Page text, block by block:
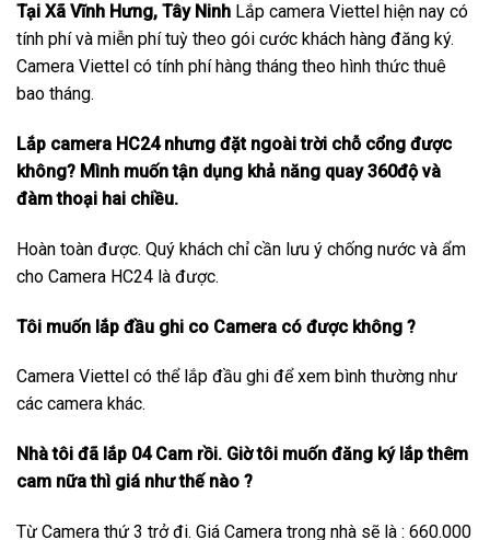
Tại Xã Vĩnh Hưng, Tây Ninh Lắp camera Viettel hiện nay có
tính phí và miễn phí tuỳ theo gói cước khách hàng đăng ký.
Camera Viettel có tính phí hàng tháng theo hình thức thuê
bao tháng.
Lắp camera HC24 nhưng đặt ngoài trời chỗ cổng được
không? Mình muốn tận dụng khả năng quay 360độ và
đàm thoại hai chiều.
Hoàn toàn được. Quý khách chỉ cần lưu ý chống nước và ẩm
cho Camera HC24 là được.
Tôi muốn lắp đầu ghi co Camera có được không ?
Camera Viettel có thể lắp đầu ghi để xem bình thường như
các camera khác.
Nhà tôi đã lắp 04 Cam rồi. Giờ tôi muốn đăng ký lắp thêm
cam nữa thì giá như thế nào ?
Từ Camera thứ 3 trở đi. Giá Camera trong nhà sẽ là : 660.000